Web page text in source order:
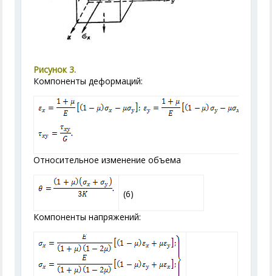
Рисунок 3.
Компоненты деформаций:
Относительное изменение объема
(6)
Компоненты напряжений: